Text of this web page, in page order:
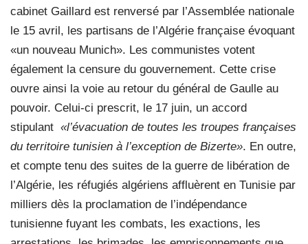
cabinet Gaillard est renversé par l’Assemblée nationale
le 15 avril, les partisans de l’Algérie française évoquant
«un nouveau Munich». Les communistes votent
également la censure du gouvernement. Cette crise
ouvre ainsi la voie au retour du général de Gaulle au
pouvoir. Celui-ci prescrit, le 17 juin, un accord
stipulant «l’évacuation de toutes les troupes françaises
du territoire tunisien à l’exception de Bizerte». En outre,
et compte tenu des suites de la guerre de libération de
l’Algérie, les réfugiés algériens affluèrent en Tunisie par
milliers dès la proclamation de l’indépendance
tunisienne fuyant les combats, les exactions, les